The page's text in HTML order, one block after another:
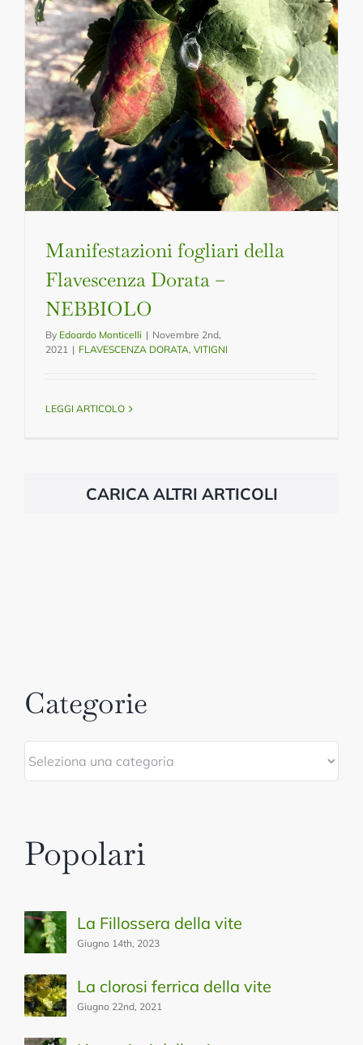
Manifestazioni fogliari della
Flavescenza Dorata –
NEBBIOLO
By Edoardo Monticelli | Novembre 2nd,
2021 | FLAVESCENZA DORATA, VITIGNI
LEGGI ARTICOLO
CARICA ALTRI ARTICOLI
Categorie
Categorie
Popolari
La Fillossera della vite
Giugno 14th, 2023
La clorosi ferrica della vite
Giugno 22nd, 2021